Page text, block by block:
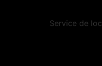
Service de